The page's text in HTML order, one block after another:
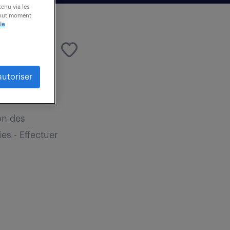
des
- Effectuer
via les
moment